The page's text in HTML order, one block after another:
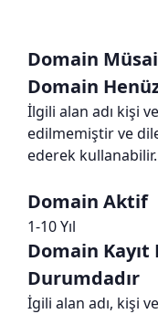
Domain
Domain
İlgili alan adı kişi
edilmemiştir ve
ederek kullanabilir.
Domain Aktif
1-10 Yıl
Domain
Durumdadır
İgili alan adı, kişi